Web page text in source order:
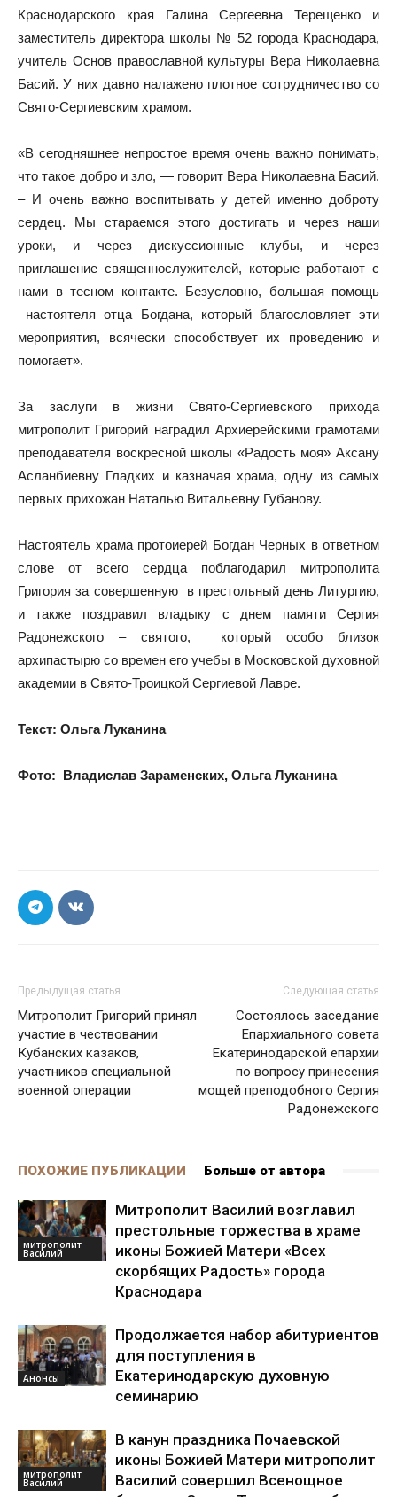
Краснодарского края Галина Сергеевна Терещенко и
заместитель директора школы № 52 города Краснодара,
учитель Основ православной культуры Вера Николаевна
Басий. У них давно налажено плотное сотрудничество со
Свято-Сергиевским храмом.
«В сегодняшнее непростое время очень важно понимать,
что такое добро и зло, — говорит Вера Николаевна Басий.
– И очень важно воспитывать у детей именно доброту
сердец. Мы стараемся этого достигать и через наши
уроки, и через дискуссионные клубы, и через
приглашение священнослужителей, которые работают с
нами в тесном контакте. Безусловно, большая помощь
настоятеля отца Богдана, который благословляет эти
мероприятия, всячески способствует их проведению и
помогает».
За заслуги в жизни Свято-Сергиевского прихода
митрополит Григорий наградил Архиерейскими грамотами
преподавателя воскресной школы «Радость моя» Аксану
Асланбиевну Гладких и казначая храма, одну из самых
первых прихожан Наталью Витальевну Губанову.
Настоятель храма протоиерей Богдан Черных в ответном
слове от всего сердца поблагодарил митрополита
Григория за совершенную в престольный день Литургию,
и также поздравил владыку с днем памяти Сергия
Радонежского – святого, который особо близок
архипастырю со времен его учебы в Московской духовной
академии в Свято-Троицкой Сергиевой Лавре.
Текст: Ольга Луканина
Фото: Владислав Зараменских, Ольга Луканина
Предыдущая статья
Митрополит Григорий принял
участие в чествовании
Кубанских казаков,
участников специальной
военной операции
Следующая статья
Состоялось заседание
Епархиального совета
Екатеринодарской епархии
по вопросу принесения
мощей преподобного Сергия
Радонежского
ПОХОЖИЕ ПУБЛИКАЦИИ Больше от автора
митрополит
Василий
Митрополит Василий возглавил
престольные торжества в храме
иконы Божией Матери «Всех
скорбящих Радость» города
Краснодара
Анонсы
Продолжается набор абитуриентов
для поступления в
Екатеринодарскую духовную
семинарию
митрополит
Василий
В канун праздника Почаевской
иконы Божией Матери митрополит
Василий совершил Всенощное